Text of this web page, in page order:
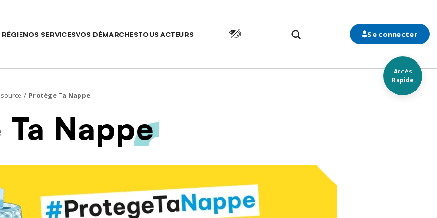
navigation
RÉGIENOS SERVICESVOS DÉMARCHESTOUS ACTEURS Cliquer pour atteindre la page d’accessibilité
Se connecter
Accès
Rapide
Protège Ta Nappe
Nappe